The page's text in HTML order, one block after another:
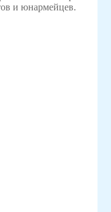
и юнармейцев.